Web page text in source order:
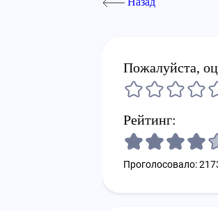
Пожалуйста,
Рейтинг:
Проголосовало: